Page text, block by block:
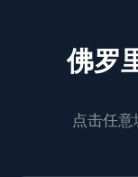
佛罗
点击任